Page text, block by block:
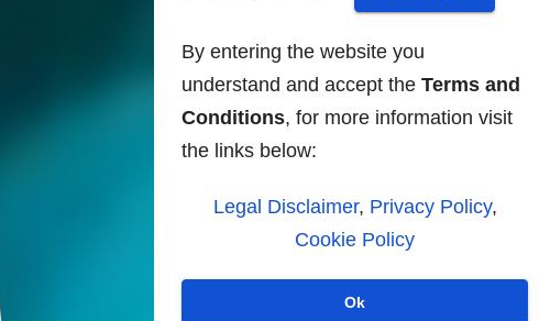
By entering the website you
understand and accept the Terms and
Conditions, for more information visit
the links below:
Legal Disclaimer, Privacy Policy,
Cookie Policy
Ok